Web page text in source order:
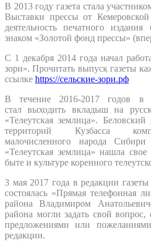
В 2013 году газета стала
Выставки прессы от
деятельность печатного
знаком «Золотой фонд прессы»
С 1 декабря 2014 года начал
зори». Прочитать выпуск газеты
ссылке https://сельские-зори.рф
В течение 2016-2017 годов в
стал выходить вкладыш на
«Телеутская землица».
территорий Кузбасса
малочисленного народа
«Телеутская землица» нашла
быте и культуре коренного
3 мая 2017 года в редакции
состоялась «Прямая телефонная
района Владимиром
района могли задать свой вопрос,
предложениями или
редакции.